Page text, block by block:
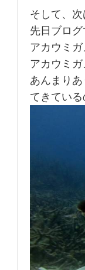
そして、次
先日ブロ
アカウミガ
アカウミ
あんまり
てきている